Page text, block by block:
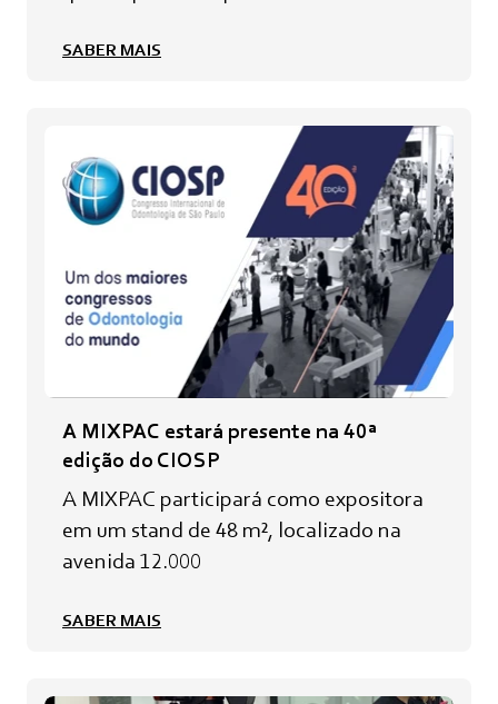
SABER MAIS
A MIXPAC estará presente na 40ª
edição do CIOSP
A MIXPAC participará como expositora
em um stand de 48 m², localizado na
avenida 12.000
SABER MAIS